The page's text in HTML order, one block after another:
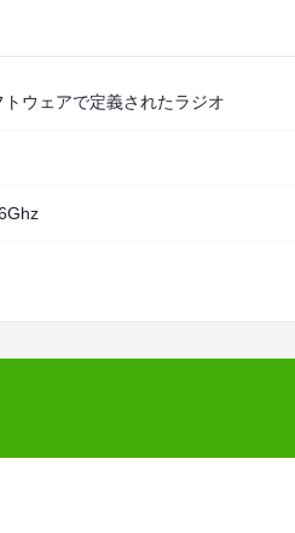
トウェアで定義されたラジオ